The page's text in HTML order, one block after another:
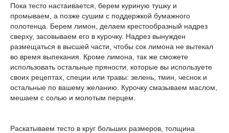
Пока тесто настаивается, берем куриную тушку и
промываем, а позже сушим с поддержкой бумажного
полотенца. Берем лимон, делаем крестообразный надрез
сверху, засовываем его в курочку. Надрез вынужден
размещаться в высшей части, чтобы сок лимона не вытекал
во время выпекания. Кроме лимона, так же сможете
использовать остальные пряности, которые вы используете
своих рецептах, специи или травы: зелень, тмин, чеснок и
остальные по вашему желанию. Курочку смазываем маслом,
мешаем с солью и молотым перцем.
Раскатываем тесто в круг больших размеров, толщина